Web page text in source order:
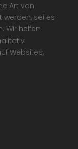
Art von
sei es
Wir helfen
Websites,